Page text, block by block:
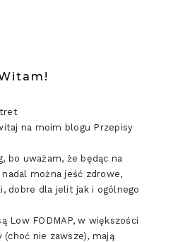
na moim blogu Przepisy
bo uważam, że będąc na
nadal można jeść zdrowe,
dobre dla jelit jak i ogólnego
Low FODMAP, w większości
nie zawsze), mają